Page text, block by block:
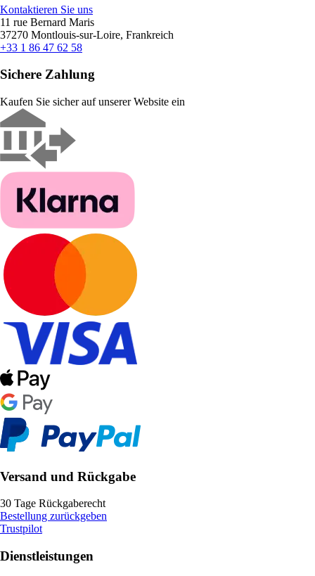
Kontaktieren Sie uns
11 rue Bernard Maris
37270 Montlouis-sur-Loire, Frankreich
+33 1 86 47 62 58
Sichere Zahlung
Kaufen Sie sicher auf unserer Website ein
Versand und Rückgabe
30 Tage Rückgaberecht
Bestellung zurückgeben
Trustpilot
Dienstleistungen